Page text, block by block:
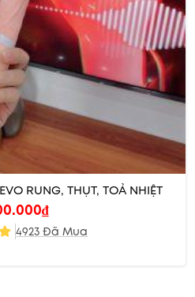
RUNG, THỤT, TOẢ NHIỆT
₫
4923 Đã Mua